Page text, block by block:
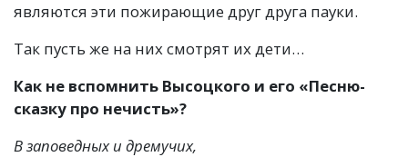
являются эти пожирающие друг друга пауки.
Так пусть же на них смотрят их дети…
Как не вспомнить Высоцкого и его «Песню-
сказку про нечисть»?
В заповедных и дремучих,